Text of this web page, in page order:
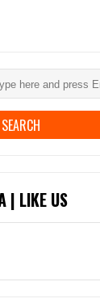
| LIKE US